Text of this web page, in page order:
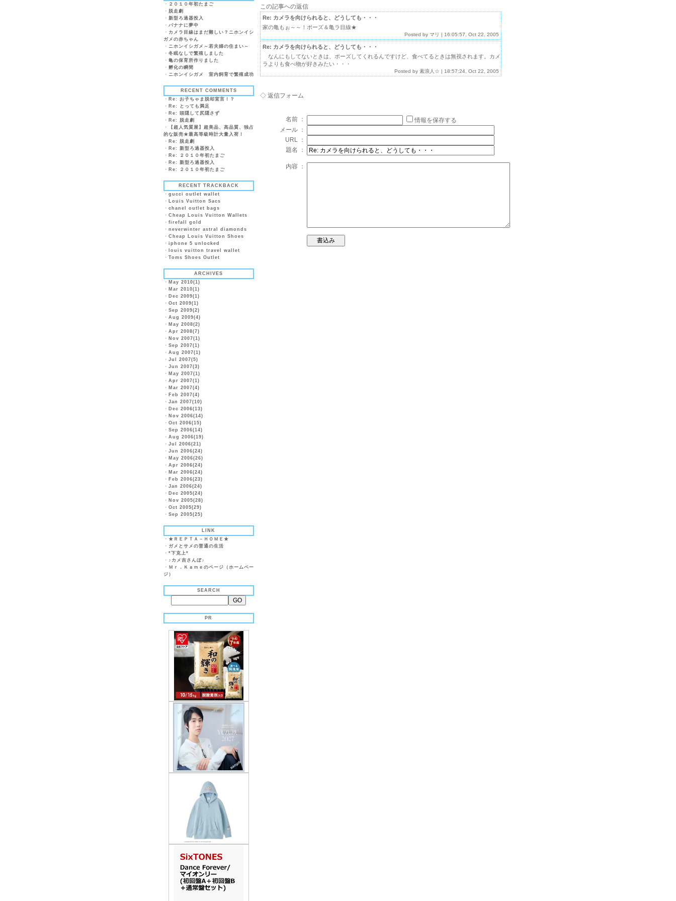
・ ２０１０年初たまご
・ 脱走劇
・ 新型ろ過器投入
・ バナナに夢中
・ カメラ目線はまだ難しい？ニホンイシ
ガメの赤ちゃん
・ ニホンイシガメ～若夫婦の住まい～
・ 冬眠なしで繁殖しました
・ 亀の保育所作りました
・ 孵化の瞬間
・ ニホンイシガメ 室内飼育で繁殖成功
RECENT COMMENTS
・ Re: お子ちゃま脱却宣言！？
・ Re: とっても満足
・ Re: 頭隠して尻隠さず
・ Re: 脱走劇
・
【超人気質屋】超美品、高品質、独占
的な販売★最高等級時計大量入荷！
・ Re: 脱走劇
・ Re: 新型ろ過器投入
・ Re: ２０１０年初たまご
・ Re: 新型ろ過器投入
・ Re: ２０１０年初たまご
RECENT TRACKBACK
・ gucci outlet wallet
・ Louis Vuitton Sacs
・ chanel outlet bags
・ Cheap Louis Vuitton Wallets
・ firefall gold
・ neverwinter astral diamonds
・ Cheap Louis Vuitton Shoes
・ iphone 5 unlocked
・
louis vuitton travel wallet
・ Toms Shoes Outlet
ARCHIVES
・ May 2010(1)
・ Mar 2010(1)
・ Dec 2009(1)
・ Oct 2009(1)
・ Sep 2009(2)
・ Aug 2009(4)
・ May 2008(2)
・ Apr 2008(7)
・ Nov 2007(1)
・ Sep 2007(1)
・ Aug 2007(1)
・ Jul 2007(5)
・ Jun 2007(3)
・ May 2007(1)
・ Apr 2007(1)
・ Mar 2007(4)
・ Feb 2007(4)
・ Jan 2007(10)
・ Dec 2006(13)
・ Nov 2006(14)
・ Oct 2006(15)
・ Sep 2006(14)
・ Aug 2006(19)
・ Jul 2006(21)
・ Jun 2006(24)
・ May 2006(26)
・ Apr 2006(24)
・ Mar 2006(24)
・ Feb 2006(23)
・ Jan 2006(24)
・ Dec 2005(24)
・ Nov 2005(28)
・ Oct 2005(29)
・ Sep 2005(25)
LINK
・ ★ＲＥＰＴＡ－ＨＯＭＥ★
・ ガメとサメの普通の生活
・ *下克上*
・ ♪カメ吉さんぼ♪
・ Ｍｒ．Ｋａｍｅのページ（ホームペー
ジ）
SEARCH
PR
この記事への返信
Re: カメラを向けられると、どうしても・・・
家の亀もぉ～～！ポーズ＆亀ラ目線★
Posted by マリ | 16:05:57, Oct 22, 2005
Re: カメラを向けられると、どうしても・・・
なんにもしてないときは、ポーズしてくれるんですけど、食べてるときは無視されます。カメ
ラよりも食べ物が好きみたい・・・
Posted by 素浪人☆ | 18:57:24, Oct 22, 2005
◇ 返信フォーム
名前 ：
情報を保存する
メール ：
URL ：
題名 ：
内容 ：